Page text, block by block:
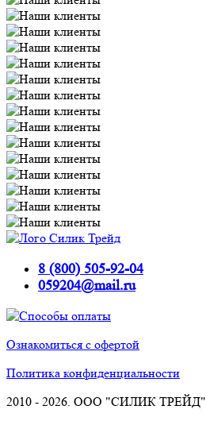
8 (800) 505-92-04
059204@mail.ru
Ознакомиться с офертой
Политика конфиденциальности
2010 - 2026. ООО "СИЛИК ТРЕЙД".